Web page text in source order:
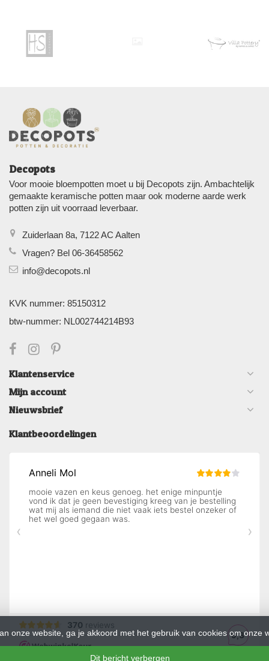
Decopots
Voor mooie bloempotten moet u bij Decopots zijn. Ambachtelijk
gemaakte keramische potten maar ook moderne aarde werk
potten zijn uit voorraad leverbaar.
Zuiderlaan 8a, 7122 AC Aalten
Vragen? Bel 06-36458562
info@decopots.nl
KVK nummer: 85150312
btw-nummer: NL002744214B93
Klantenservice
Mijn account
Nieuwsbrief
Klantbeoordelingen
onze website, ga je akkoord met het gebruik van cookies om onze
Dit bericht verbergen